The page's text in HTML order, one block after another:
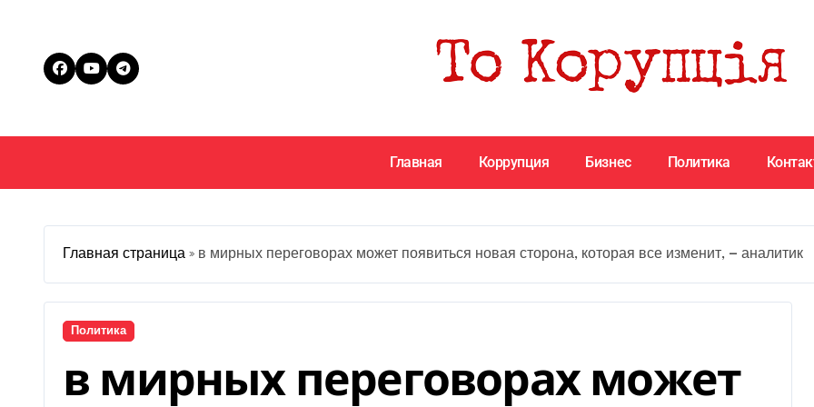
Главная Коррупция Бизнес Политика
Главная страница » в мирных переговорах может появиться новая сторона, которая все изменит, — аналитик
Политика
в мирных переговорах может